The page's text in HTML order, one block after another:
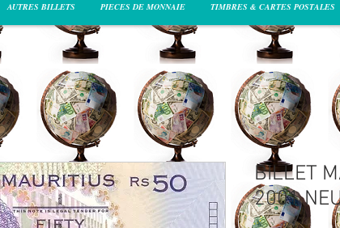
AUTRES BILLETS PIECES DE MONNAIE TIMBRES & CARTES POSTALES
BILLET
2001